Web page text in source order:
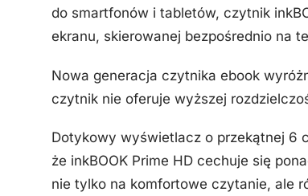
do smartfonów i tabletów, czytnik
ekranu, skierowanej bezpośrednio na
Nowa generacja czytnika ebook
czytnik nie oferuje wyższej
Dotykowy wyświetlacz o przekątnej 6
że inkBOOK Prime HD cechuje się
nie tylko na komfortowe czytanie, ale